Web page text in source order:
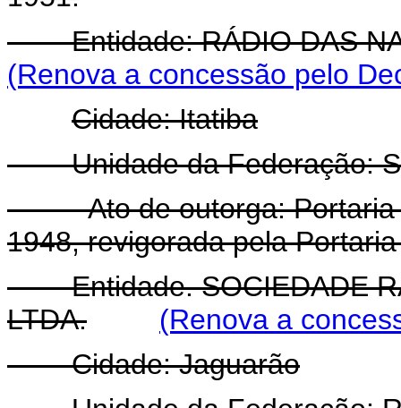
Entidade: RÁDIO DAS
(Renova a concessão pelo
Cidade: Itatiba
Unidade da Federação:
- Ato de outorga: Portaria
1948, revigorada pela
Entidade. SOCIEDADE
LTDA.
(Renova a
Cidade: Jaguarão